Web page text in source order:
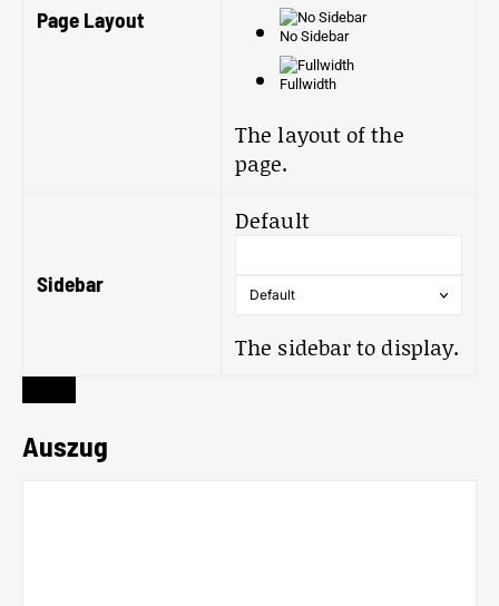
Page Layout
No Sidebar
Fullwidth
The layout of the
page.
Sidebar
Default
The sidebar to display.
Auszug